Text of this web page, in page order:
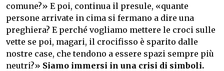
comune?» E poi, continua il presule, «quante
persone arrivate in cima si fermano a dire una
preghiera? E perché vogliamo mettere le croci sulle
vette se poi, magari, il crocifisso è sparito dalle
nostre case, che tendono a essere spazi sempre più
neutri?» Siamo immersi in una crisi di simboli.